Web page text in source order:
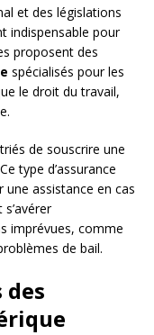
et des législations
indispensable pour
proposent des
spécialisés pour les
le droit du travail,
de souscrire une
type d’assurance
assistance en cas
imprévues, comme
de bail.
des